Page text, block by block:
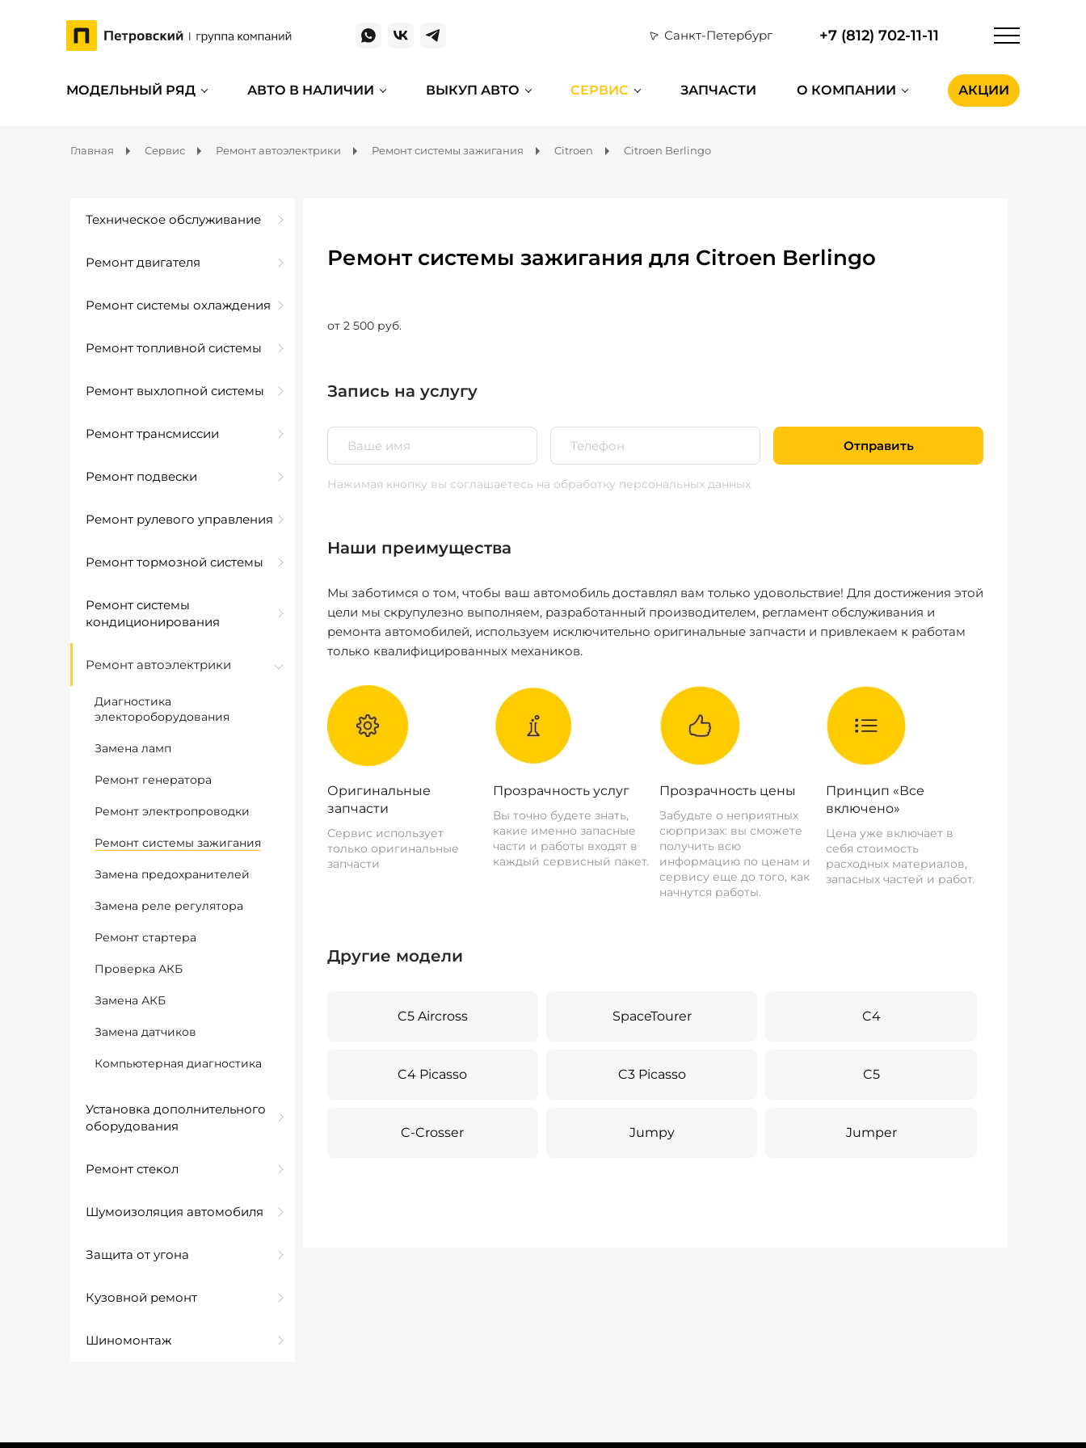
Санкт-Петербург +7 (812) 702-11-11
МОДЕЛЬНЫЙ РЯД АВТО В НАЛИЧИИ ВЫКУП АВТО СЕРВИС ЗАПЧАСТИ О КОМПАНИИ АКЦИИ
Главная Сервис Ремонт автоэлектрики Ремонт системы зажигания Citroen Citroen Berlingo
Техническое обслуживание
Ремонт двигателя
Ремонт системы охлаждения
Ремонт топливной системы
Ремонт выхлопной системы
Ремонт трансмиссии
Ремонт подвески
Ремонт рулевого управления
Ремонт тормозной системы
Ремонт системы
кондиционирования
Ремонт автоэлектрики
Диагностика
электороборудования
Замена ламп
Ремонт генератора
Ремонт электропроводки
Ремонт системы зажигания
Замена предохранителей
Замена реле регулятора
Ремонт стартера
Проверка АКБ
Замена АКБ
Замена датчиков
Компьютерная диагностика
Установка дополнительного
оборудования
Ремонт стекол
Шумоизоляция автомобиля
Защита от угона
Кузовной ремонт
Шиномонтаж
Ремонт системы зажигания для Citroen Berlingo
от 2 500 руб.
Запись на услугу
Отправить
Нажимая кнопку вы соглашаетесь на обработку персональных данных
Наши преимущества
Мы заботимся о том, чтобы ваш автомобиль доставлял вам только удовольствие! Для достижения этой
цели мы скрупулезно выполняем, разработанный производителем, регламент обслуживания и
ремонта автомобилей, используем исключительно оригинальные запчасти и привлекаем к работам
только квалифицированных механиков.
Оригинальные
запчасти
Сервис использует
только оригинальные
запчасти
Прозрачность услуг
Вы точно будете знать,
какие именно запасные
части и работы входят в
каждый сервисный пакет.
Прозрачность цены
Забудьте о неприятных
сюрпризах: вы сможете
получить всю
информацию по ценам и
сервису еще до того, как
начнутся работы.
Принцип «Все
включено»
Цена уже включает в
себя стоимость
расходных материалов,
запасных частей и работ.
Другие модели
C5 Aircross SpaceTourer C4
C4 Picasso C3 Picasso C5
C-Crosser Jumpy Jumper